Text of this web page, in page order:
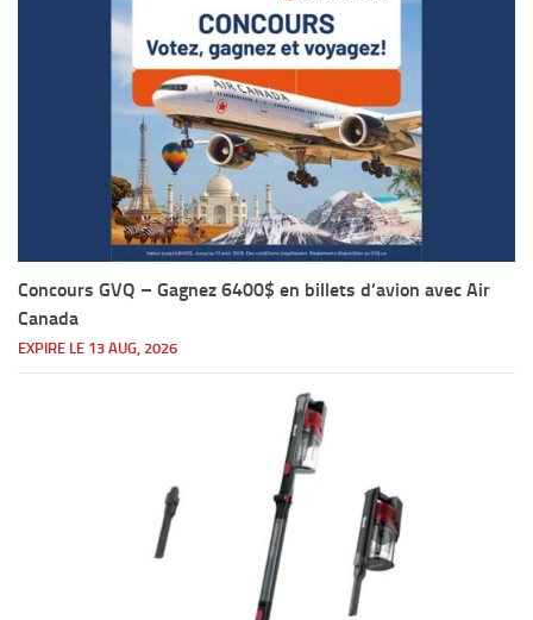
Concours GVQ – Gagnez 6400$ en billets d’avion avec Air
Canada
EXPIRE LE 13 AUG, 2026